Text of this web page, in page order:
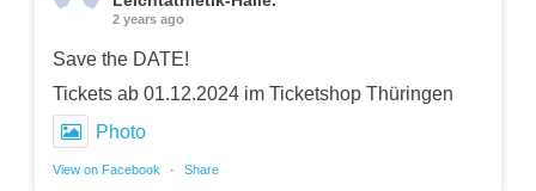
2 years ago
Save the DATE!
Tickets ab 01.12.2024 im Ticketshop Thüringen
Photo
View on Facebook · Share